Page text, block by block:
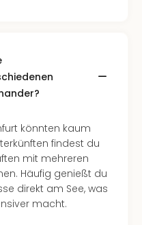
könnten kaum
findest du
mit mehreren
Häufig genießt du
direkt am See, was
macht.